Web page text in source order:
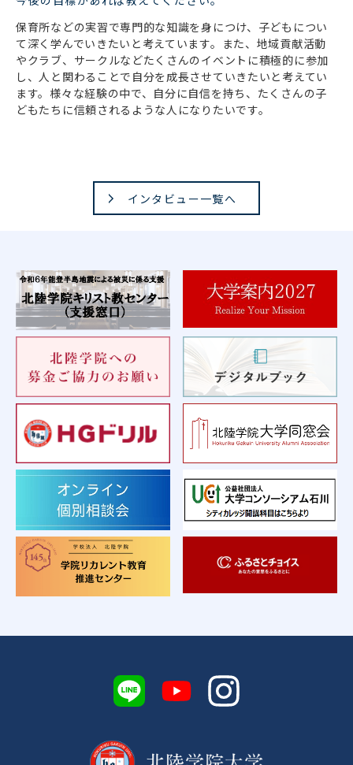
保育所などの実習で専門的な知識を身につけ、子どもについ
て深く学んでいきたいと考えています。また、地域貢献活動
やクラブ、サークルなどたくさんのイベントに積極的に参加
し、人と関わることで自分を成長させていきたいと考えてい
ます。様々な経験の中で、自分に自信を持ち、たくさんの子
どもたちに信頼されるような人になりたいです。
インタビュー一覧へ